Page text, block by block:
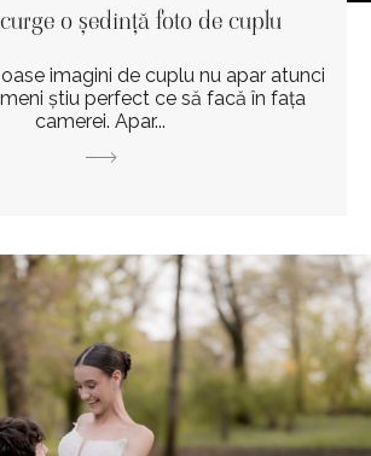
o ședință foto de cuplu
imagini de cuplu nu apar atunci
știu perfect ce să facă în fața
camerei. Apar...